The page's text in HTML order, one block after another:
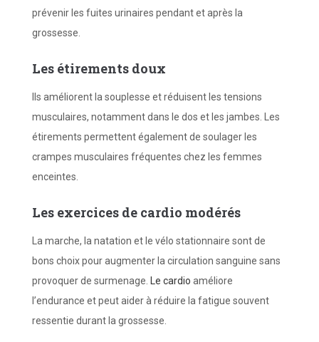
prévenir les fuites urinaires pendant et après la
grossesse.
Les étirements doux
Ils améliorent la souplesse et réduisent les tensions
musculaires, notamment dans le dos et les jambes. Les
étirements permettent également de soulager les
crampes musculaires fréquentes chez les femmes
enceintes.
Les exercices de cardio modérés
La marche, la natation et le vélo stationnaire sont de
bons choix pour augmenter la circulation sanguine sans
provoquer de surmenage.
Le cardio améliore
l’endurance et peut aider à réduire la fatigue souvent
ressentie durant la grossesse.